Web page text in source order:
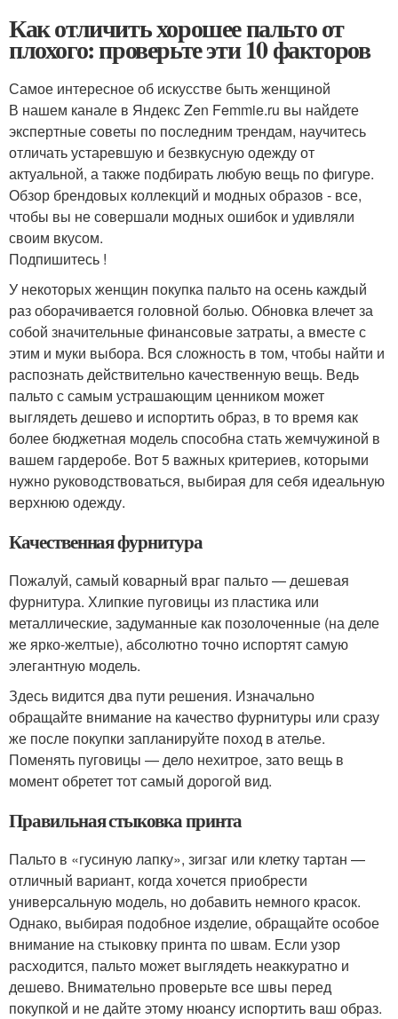
Как отличить хорошее пальто от
плохого: проверьте эти 10 факторов
Самое интересное об искусстве быть женщиной
В нашем канале в Яндекс Zen Femmie.ru вы найдете
экспертные советы по последним трендам, научитесь
отличать устаревшую и безвкусную одежду от
актуальной, а также подбирать любую вещь по фигуре.
Обзор брендовых коллекций и модных образов - все,
чтобы вы не совершали модных ошибок и удивляли
своим вкусом.
Подпишитесь !
У некоторых женщин покупка пальто на осень каждый
раз оборачивается головной болью. Обновка влечет за
собой значительные финансовые затраты, а вместе с
этим и муки выбора. Вся сложность в том, чтобы найти и
распознать действительно качественную вещь. Ведь
пальто с самым устрашающим ценником может
выглядеть дешево и испортить образ, в то время как
более бюджетная модель способна стать жемчужиной в
вашем гардеробе. Вот 5 важных критериев, которыми
нужно руководствоваться, выбирая для себя идеальную
верхнюю одежду.
Качественная фурнитура
Пожалуй, самый коварный враг пальто — дешевая
фурнитура. Хлипкие пуговицы из пластика или
металлические, задуманные как позолоченные (на деле
же ярко-желтые), абсолютно точно испортят самую
элегантную модель.
Здесь видится два пути решения. Изначально
обращайте внимание на качество фурнитуры или сразу
же после покупки запланируйте поход в ателье.
Поменять пуговицы — дело нехитрое, зато вещь в
момент обретет тот самый дорогой вид.
Правильная стыковка принта
Пальто в «гусиную лапку», зигзаг или клетку тартан —
отличный вариант, когда хочется приобрести
универсальную модель, но добавить немного красок.
Однако, выбирая подобное изделие, обращайте особое
внимание на стыковку принта по швам. Если узор
расходится, пальто может выглядеть неаккуратно и
дешево. Внимательно проверьте все швы перед
покупкой и не дайте этому нюансу испортить ваш образ.